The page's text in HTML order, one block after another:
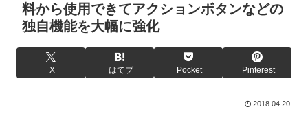
料から使用できてアクションボタンなどの
独自機能を大幅に強化
X はてブ Pocket Pinterest
2018.04.20